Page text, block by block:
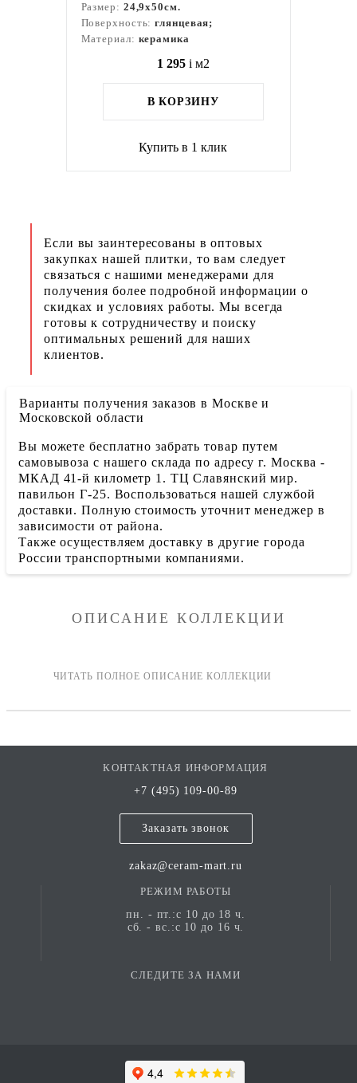
Размер: 24,9x50см.
Поверхность:глянцевая;
Материал: керамика
1 295 i м2
В КОРЗИНУ
Купить в 1 клик
Если вы заинтересованы в оптовых
закупках нашей плитки, то вам следует
связаться с нашими менеджерами для
получения более подробной информации о
скидках и условиях работы. Мы всегда
готовы к сотрудничеству и поиску
оптимальных решений для наших
клиентов.
Варианты получения заказов в Москве и
Московской области
Вы можете бесплатно забрать товар путем
самовывоза с нашего склада по адресу г. Москва -
МКАД 41-й километр 1. ТЦ Славянский мир.
павильон Г-25. Воспользоваться нашей службой
доставки. Полную стоимость уточнит менеджер в
зависимости от района.
Также осуществляем доставку в другие города
России транспортными компаниями.
ОПИСАНИЕ КОЛЛЕКЦИИ
КОНТАКТНАЯ ИНФОРМАЦИЯ
+7 (495) 109-00-89
Заказать звонок
zakaz@ceram-mart.ru
РЕЖИМ РАБОТЫ
пн. - пт.:с 10 до 18 ч.
сб. - вс.:с 10 до 16 ч.
СЛЕДИТЕ ЗА НАМИ